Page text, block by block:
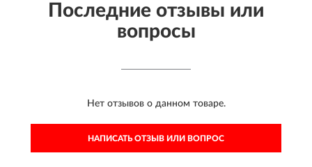
Последние отзывы или
вопросы
Нет отзывов о данном товаре.
НАПИСАТЬ ОТЗЫВ ИЛИ ВОПРОС